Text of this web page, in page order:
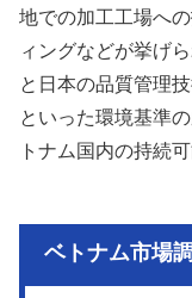
地での加工工場へ
ィングなどが挙げ
と日本の品質管理
といった環境基準
トナム国内の持続
ベトナム市場